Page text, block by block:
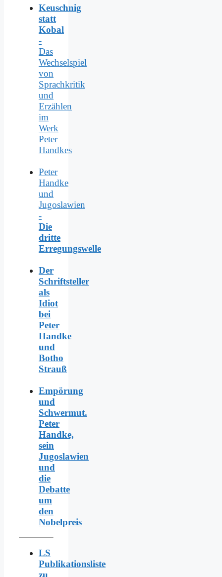
Keuschnig
statt
Kobal
-
Das
Wechselspiel
von
Sprachkritik
und
Erzählen
im
Werk
Peter
Handkes
Peter
Handke
und
Jugoslawien
-
Die
dritte
Erregungswelle
Der
Schriftsteller
als
Idiot
bei
Peter
Handke
und
Botho
Strauß
Empörung
und
Schwermut.
Peter
Handke,
sein
Jugoslawien
und
die
Debatte
um
den
Nobelpreis
LS
Publikationsliste